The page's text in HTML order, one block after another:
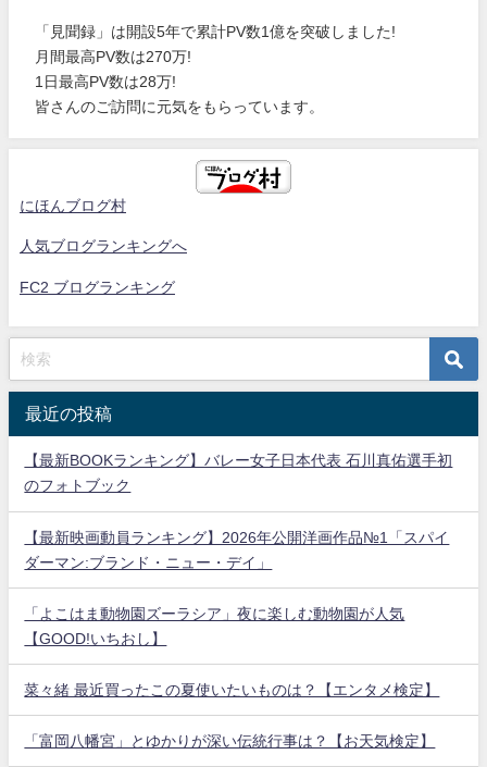
「見聞録」は開設5年で累計PV数1億を突破しました!
月間最高PV数は270万!
1日最高PV数は28万!
皆さんのご訪問に元気をもらっています。
にほんブログ村
人気ブログランキングへ
FC2 ブログランキング
最近の投稿
【最新BOOKランキング】バレー女子日本代表 石川真佑選手初
のフォトブック
【最新映画動員ランキング】2026年公開洋画作品№1「スパイ
ダーマン:ブランド・ニュー・デイ」
「よこはま動物園ズーラシア」夜に楽しむ動物園が人気
【GOOD!いちおし】
菜々緒 最近買ったこの夏使いたいものは？【エンタメ検定】
「富岡八幡宮」とゆかりが深い伝統行事は？【お天気検定】